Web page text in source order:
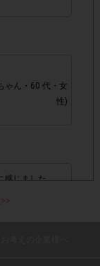
書」のペー
ります。
安の価格とな
動する可能
の価格をご
のご
ん・60 代・女
性)
じました。
>>